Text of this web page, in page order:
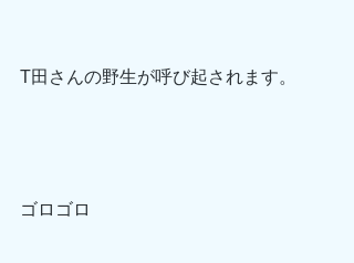
T田さんの野生が呼び起されます。
ゴロゴロ